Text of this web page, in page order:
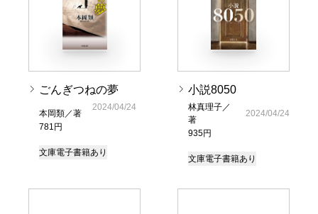
ごんぎつねの夢
本岡類／著
781円
2024/04/24
文庫電子書籍あり
小説8050
林真理子／
著
935円
2024/04/24
文庫電子書籍あり